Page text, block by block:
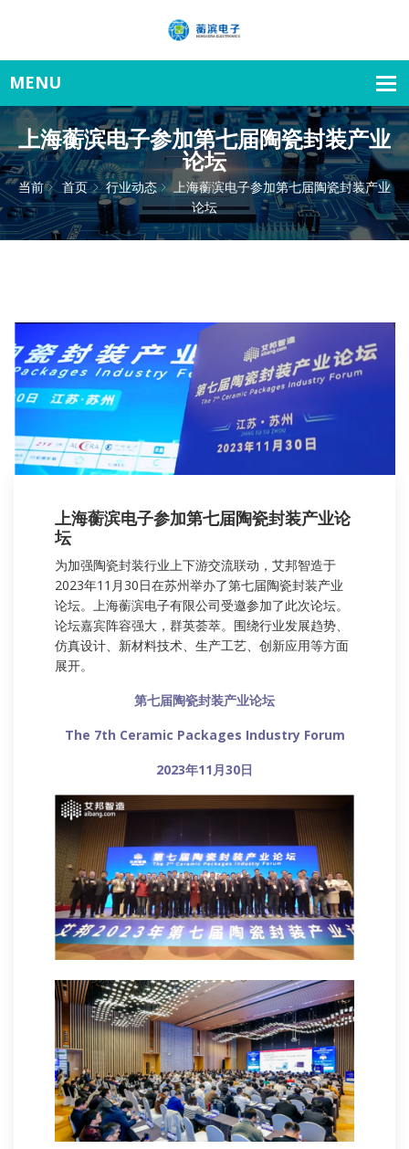
上海蘅滨电子参加第七届陶瓷封装产业
论坛
当前 首页 行业动态
上海蘅滨电子参加第七届陶瓷封装产业
论坛
上海蘅滨电子参加第七届陶瓷封装产业论
坛
为加强陶瓷封装行业上下游交流联动，艾邦智造于
2023年11月30日在苏州举办了第七届陶瓷封装产业
论坛。上海蘅滨电子有限公司受邀参加了此次论坛。
论坛嘉宾阵容强大，群英荟萃。围绕行业发展趋势、
仿真设计、新材料技术、生产工艺、创新应用等方面
展开。
第七届陶瓷封装产业论坛
The 7th Ceramic Packages Industry Forum
2023年11月30日